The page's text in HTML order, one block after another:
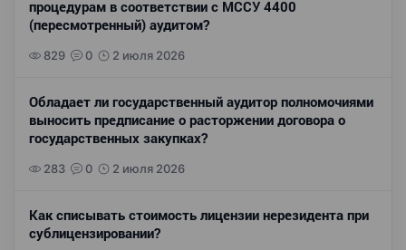
процедурам в соответствии с МССУ 4400
(пересмотренный) аудитом?
829 0 2 июля 2026
Обладает ли государственный аудитор полномочиями
выносить предписание о расторжении договора о
государственных закупках?
283 0 2 июля 2026
Как списывать стоимость лицензии нерезидента при
сублицензировании?